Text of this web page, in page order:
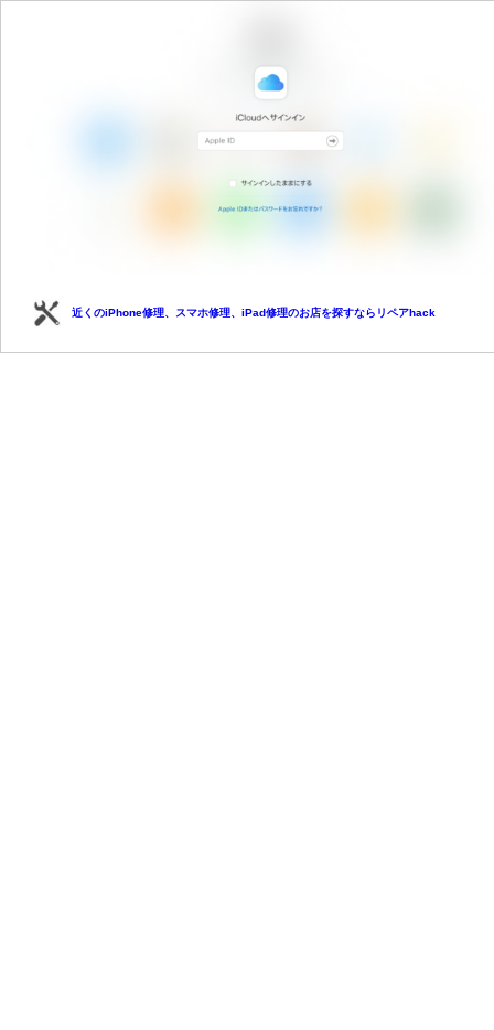
近くのiPhone修理、スマホ修理、iPad修理のお店を探すならリペアhack